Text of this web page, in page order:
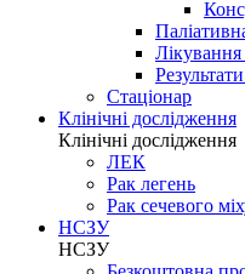
Стаціонар
Клінічні дослідження
Клінічні дослідження
ЛЕК
Рак легень
Рак сечевого
НСЗУ
НСЗУ